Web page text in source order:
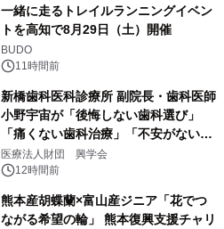
一緒に走るトレイルランニングイベン
トを高知で8月29日（土）開催
BUDO
11時間前
新橋歯科医科診療所 副院長・歯科医師
小野宇宙が「後悔しない歯科選び」
「痛くない歯科治療」「不安がない治
療計画」をテーマに専門監修
医療法人財団 興学会
12時間前
熊本産胡蝶蘭×富山産ジニア「花でつ
ながる希望の輪」 熊本復興支援チャリ